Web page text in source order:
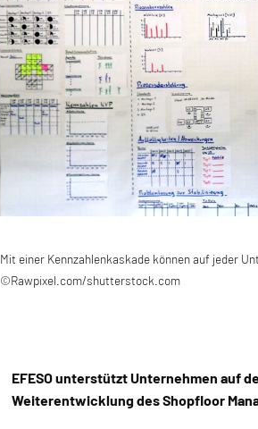
Mit einer Kennzahlenkaskade können auf jeder
©Rawpixel.com/shutterstock.com
EFESO unterstützt Unternehmen auf
Weiterentwicklung des Shopfloor